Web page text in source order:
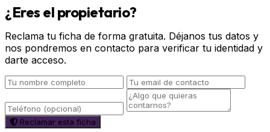
¿Eres el propietario?
Reclama tu ficha de forma gratuita. Déjanos tus datos y
nos pondremos en contacto para verificar tu identidad y
darte acceso.
Reclamar esta ficha